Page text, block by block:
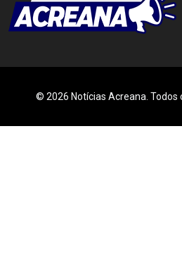
© 2026 Notícias Acreana. Todos